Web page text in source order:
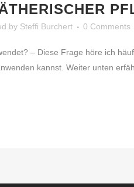
by Steffi Burchert 0 Comments
– Diese Frage höre ich
kannst. Weiter unten